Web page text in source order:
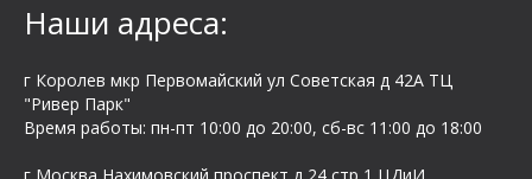
Наши адреса:
г Королев мкр Первомайский ул Cоветская д 42А ТЦ
"Ривер Парк"
Время работы: пн-пт 10:00 до 20:00, сб-вс 11:00 до 18:00